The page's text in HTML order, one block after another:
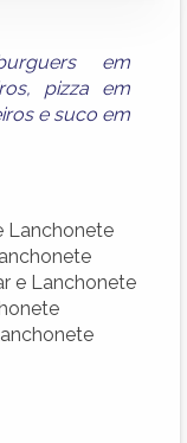
em
, pizza em
e suco em
Lanchonete
e Lanchonete